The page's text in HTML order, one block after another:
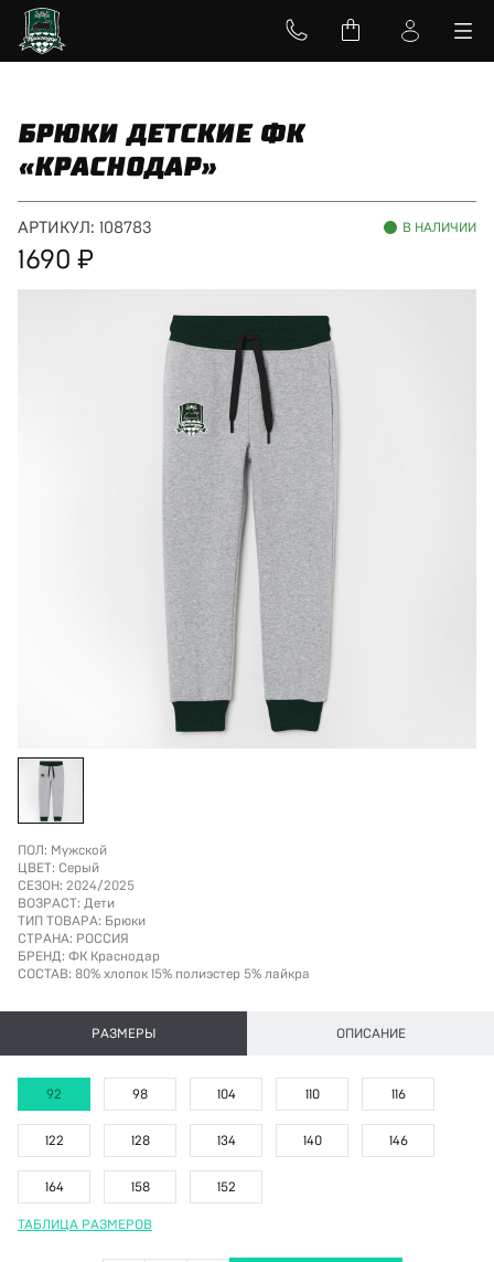
БРЮКИ ДЕТСКИЕ ФК
«КРАСНОДАР»
АРТИКУЛ: 108783 В НАЛИЧИИ
1690
ПОЛ: Мужской
ЦВЕТ: Серый
СЕЗОН: 2024/2025
ВОЗРАСТ: Дети
ТИП ТОВАРА: Брюки
СТРАНА: РОССИЯ
БРЕНД: ФК Краснодар
СОСТАВ: 80% хлопок 15% полиэстер 5% лайкра
РАЗМЕРЫ ОПИСАНИЕ
92 98 104 110 116
122 128 134 140 146
164 158 152
ТАБЛИЦА РАЗМЕРОВ